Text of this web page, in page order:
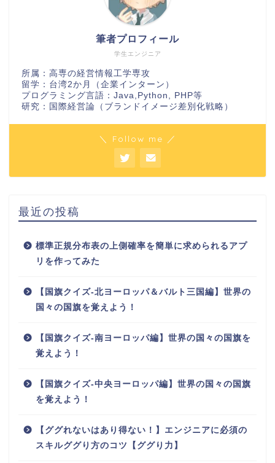
学生エンジニア
筆者プロフィール
所属：高専の経営情報工学専攻
留学：台湾2か月（企業インターン）
プログラミング言語：Java,Python, PHP等
研究：国際経営論（ブランドイメージ差別化戦略）
＼ Follow me ／
最近の投稿
標準正規分布表の上側確率を簡単に求められるアプ
リを作ってみた
【国旗クイズ-北ヨーロッパ＆バルト三国編】世界の
国々の国旗を覚えよう！
【国旗クイズ-南ヨーロッパ編】世界の国々の国旗を
覚えよう！
【国旗クイズ-中央ヨーロッパ編】世界の国々の国旗
を覚えよう！
【ググれないはあり得ない！】エンジニアに必須の
スキルググり方のコツ【ググり力】